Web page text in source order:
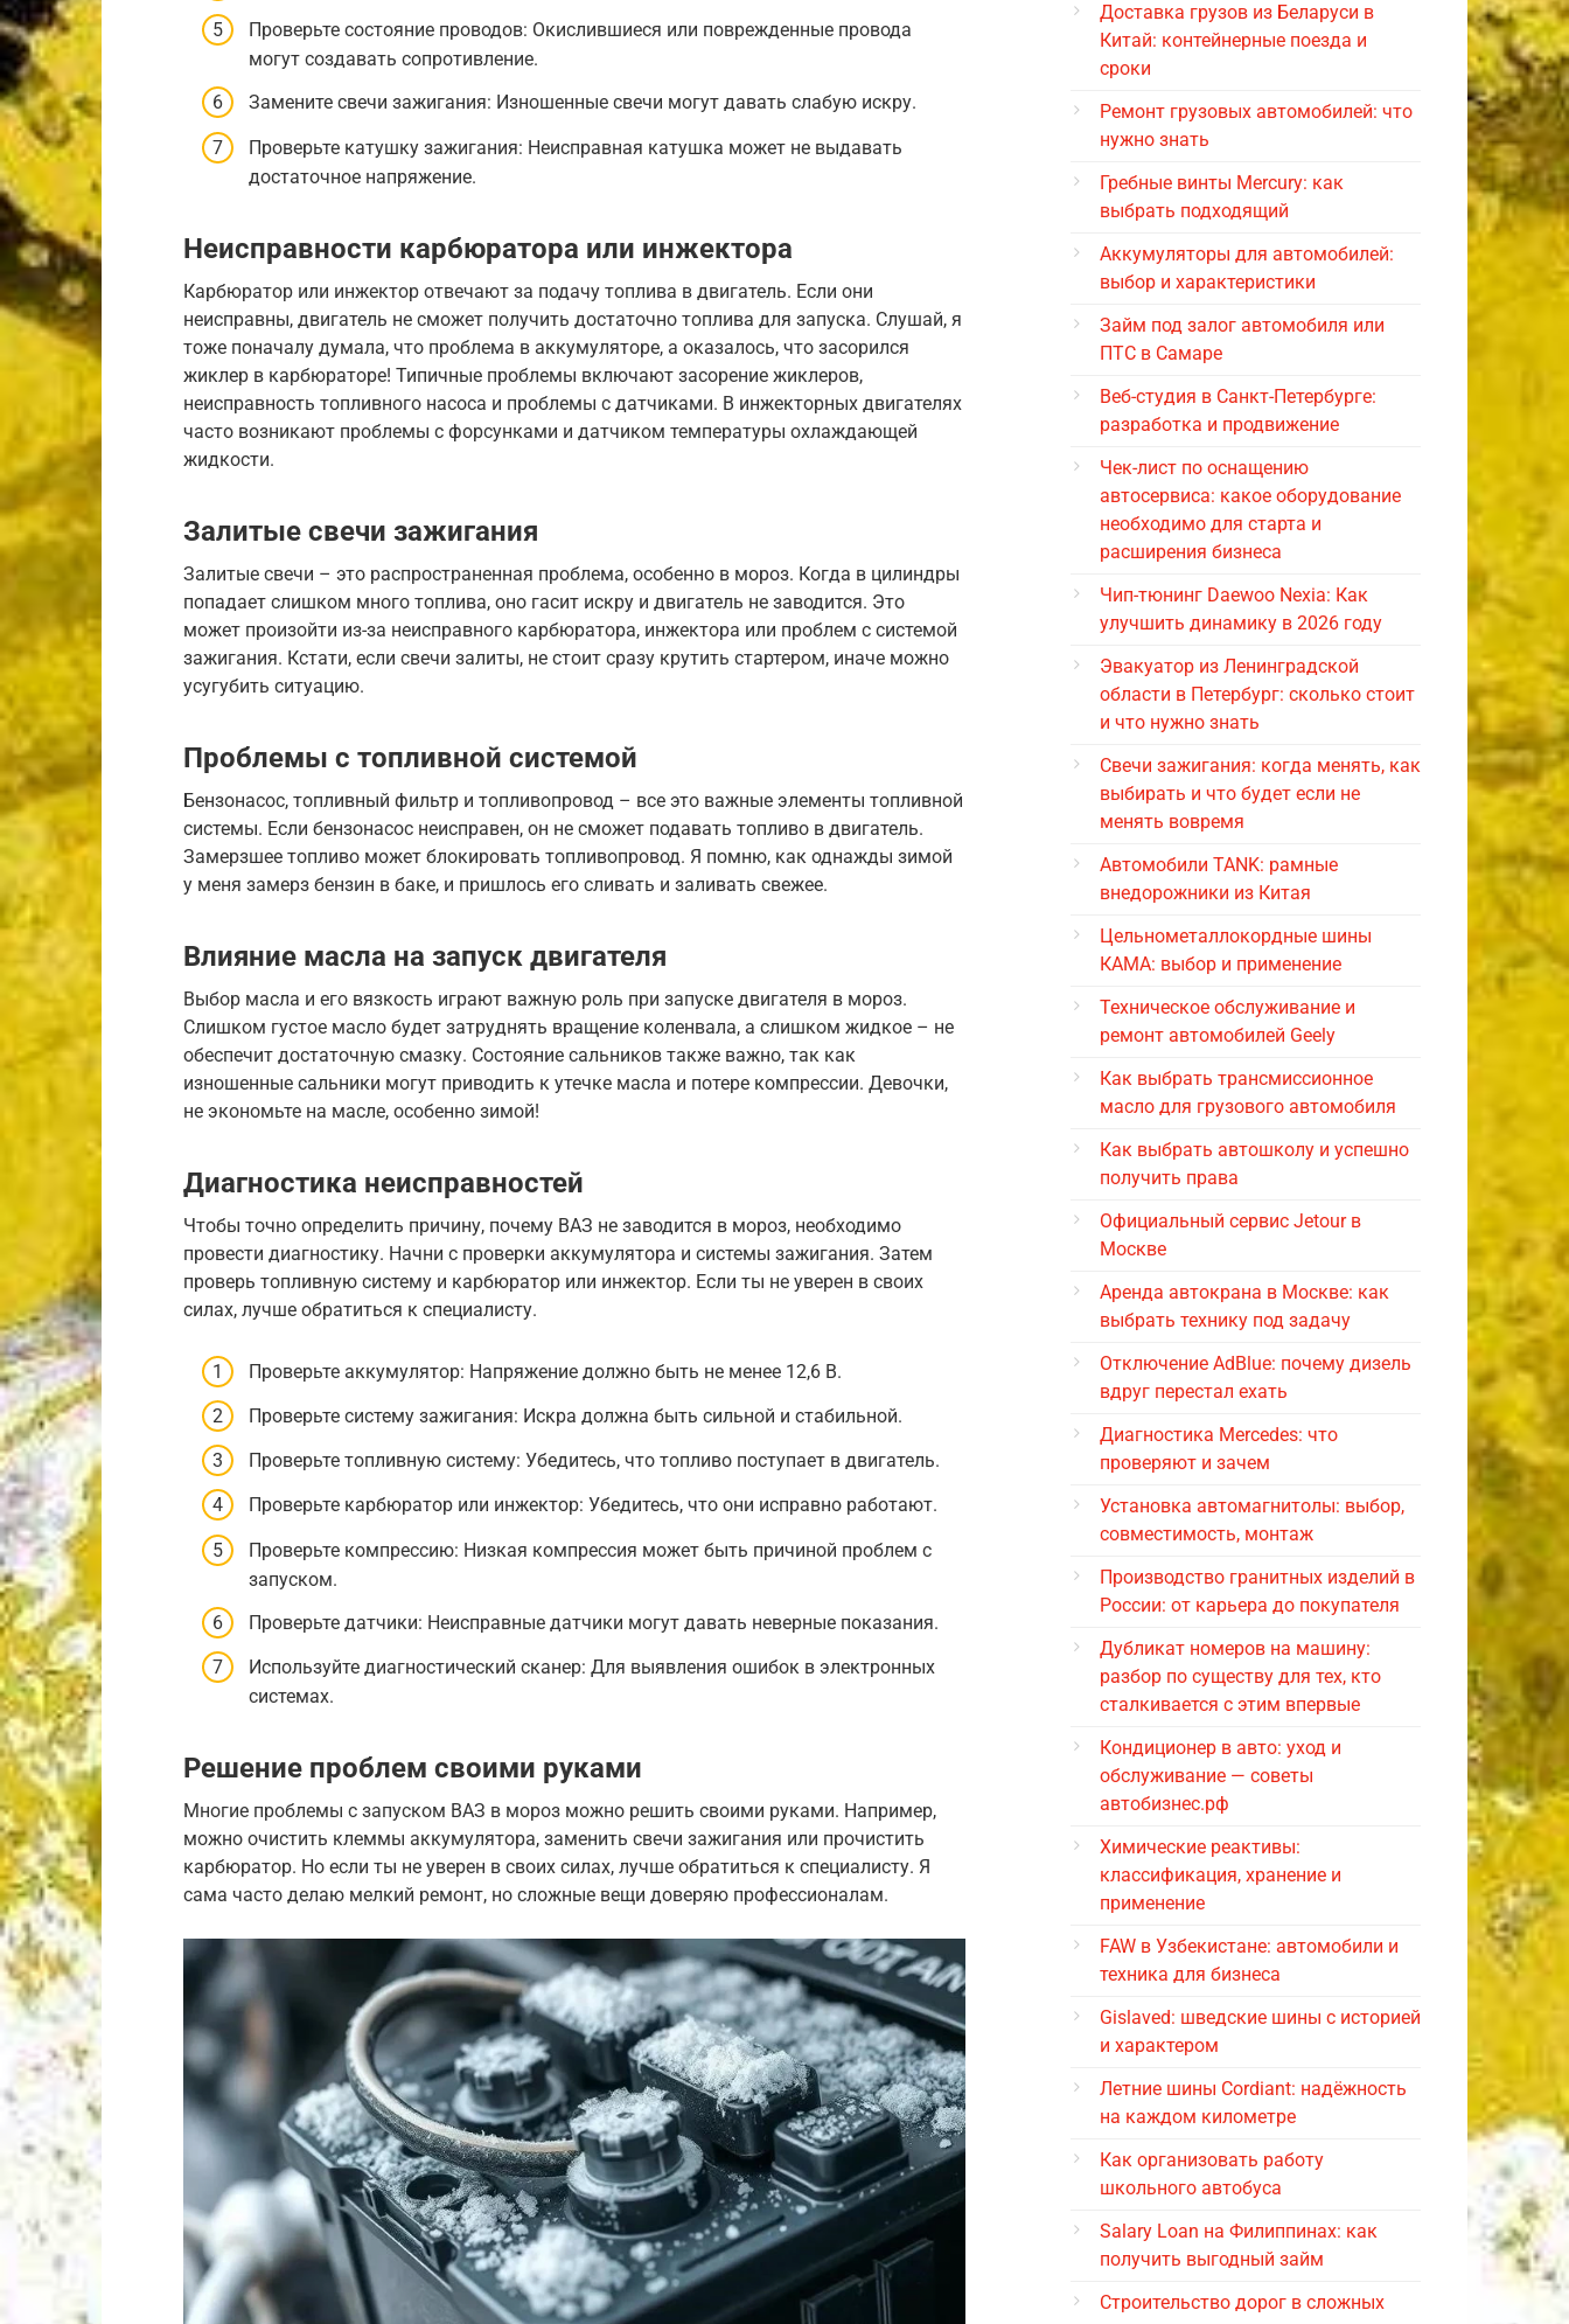
Проверьте состояние проводов: Окислившиеся или поврежденные провода
могут создавать сопротивление.
Замените свечи зажигания: Изношенные свечи могут давать слабую искру.
Проверьте катушку зажигания: Неисправная катушка может не выдавать
достаточное напряжение.
Неисправности карбюратора или инжектора
Карбюратор или инжектор отвечают за подачу топлива в двигатель. Если они
неисправны, двигатель не сможет получить достаточно топлива для запуска. Слушай, я
тоже поначалу думала, что проблема в аккумуляторе, а оказалось, что засорился
жиклер в карбюраторе! Типичные проблемы включают засорение жиклеров,
неисправность топливного насоса и проблемы с датчиками. В инжекторных двигателях
часто возникают проблемы с форсунками и датчиком температуры охлаждающей
жидкости.
Залитые свечи зажигания
Залитые свечи – это распространенная проблема, особенно в мороз. Когда в цилиндры
попадает слишком много топлива, оно гасит искру и двигатель не заводится. Это
может произойти из-за неисправного карбюратора, инжектора или проблем с системой
зажигания. Кстати, если свечи залиты, не стоит сразу крутить стартером, иначе можно
усугубить ситуацию.
Проблемы с топливной системой
Бензонасос, топливный фильтр и топливопровод – все это важные элементы топливной
системы. Если бензонасос неисправен, он не сможет подавать топливо в двигатель.
Замерзшее топливо может блокировать топливопровод. Я помню, как однажды зимой
у меня замерз бензин в баке, и пришлось его сливать и заливать свежее.
Влияние масла на запуск двигателя
Выбор масла и его вязкость играют важную роль при запуске двигателя в мороз.
Слишком густое масло будет затруднять вращение коленвала, а слишком жидкое – не
обеспечит достаточную смазку. Состояние сальников также важно, так как
изношенные сальники могут приводить к утечке масла и потере компрессии. Девочки,
не экономьте на масле, особенно зимой!
Диагностика неисправностей
Чтобы точно определить причину, почему ВАЗ не заводится в мороз, необходимо
провести диагностику. Начни с проверки аккумулятора и системы зажигания. Затем
проверь топливную систему и карбюратор или инжектор. Если ты не уверен в своих
силах, лучше обратиться к специалисту.
Проверьте аккумулятор: Напряжение должно быть не менее 12,6 В.
Проверьте систему зажигания: Искра должна быть сильной и стабильной.
Проверьте топливную систему: Убедитесь, что топливо поступает в двигатель.
Проверьте карбюратор или инжектор: Убедитесь, что они исправно работают.
Проверьте компрессию: Низкая компрессия может быть причиной проблем с
запуском.
Проверьте датчики: Неисправные датчики могут давать неверные показания.
Используйте диагностический сканер: Для выявления ошибок в электронных
системах.
Решение проблем своими руками
Многие проблемы с запуском ВАЗ в мороз можно решить своими руками. Например,
можно очистить клеммы аккумулятора, заменить свечи зажигания или прочистить
карбюратор. Но если ты не уверен в своих силах, лучше обратиться к специалисту. Я
сама часто делаю мелкий ремонт, но сложные вещи доверяю профессионалам.
Доставка грузов из Беларуси в
Китай: контейнерные поезда и
сроки
Ремонт грузовых автомобилей: что
нужно знать
Гребные винты Mercury: как
выбрать подходящий
Аккумуляторы для автомобилей:
выбор и характеристики
Займ под залог автомобиля или
ПТС в Самаре
Веб-студия в Санкт-Петербурге:
разработка и продвижение
Чек-лист по оснащению
автосервиса: какое оборудование
необходимо для старта и
расширения бизнеса
Чип-тюнинг Daewoo Nexia: Как
улучшить динамику в 2026 году
Эвакуатор из Ленинградской
области в Петербург: сколько стоит
и что нужно знать
Свечи зажигания: когда менять, как
выбирать и что будет если не
менять вовремя
Автомобили TANK: рамные
внедорожники из Китая
Цельнометаллокордные шины
КАМА: выбор и применение
Техническое обслуживание и
ремонт автомобилей Geely
Как выбрать трансмиссионное
масло для грузового автомобиля
Как выбрать автошколу и успешно
получить права
Официальный сервис Jetour в
Москве
Аренда автокрана в Москве: как
выбрать технику под задачу
Отключение AdBlue: почему дизель
вдруг перестал ехать
Диагностика Mercedes: что
проверяют и зачем
Установка автомагнитолы: выбор,
совместимость, монтаж
Производство гранитных изделий в
России: от карьера до покупателя
Дубликат номеров на машину:
разбор по существу для тех, кто
сталкивается с этим впервые
Кондиционер в авто: уход и
обслуживание — советы
автобизнес.рф
Химические реактивы:
классификация, хранение и
применение
FAW в Узбекистане: автомобили и
техника для бизнеса
Gislaved: шведские шины с историей
и характером
Летние шины Cordiant: надёжность
на каждом километре
Как организовать работу
школьного автобуса
Salary Loan на Филиппинах: как
получить выгодный займ
Строительство дорог в сложных